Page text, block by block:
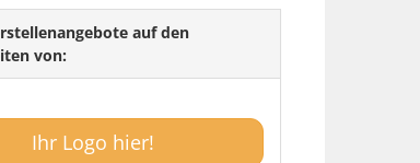
auf den
von:
Ihr Logo hier!